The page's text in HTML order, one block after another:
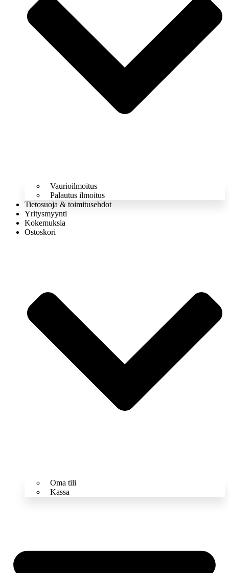
Vaurioilmoitus
Palautus ilmoitus
Tietosuoja & toimitusehdot
Yritysmyynti
Kokemuksia
Ostoskori
Oma tili
Kassa